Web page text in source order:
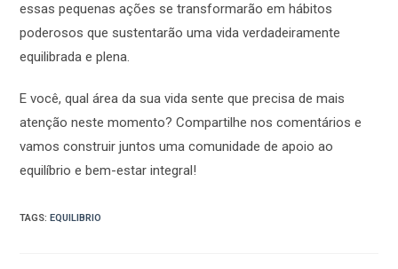
essas pequenas ações se transformarão em hábitos
poderosos que sustentarão uma vida verdadeiramente
equilibrada e plena.
E você, qual área da sua vida sente que precisa de mais
atenção neste momento? Compartilhe nos comentários e
vamos construir juntos uma comunidade de apoio ao
equilíbrio e bem-estar integral!
TAGS:EQUILIBRIO